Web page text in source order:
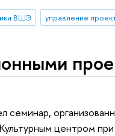
ВШЭ управление
семинар,
центром